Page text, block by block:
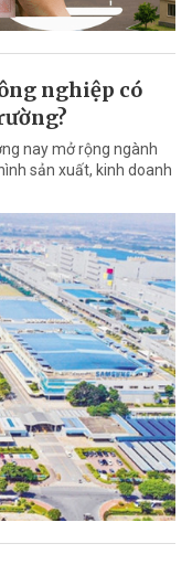
nghiệp có
nay mở rộng ngành
sản xuất, kinh doanh